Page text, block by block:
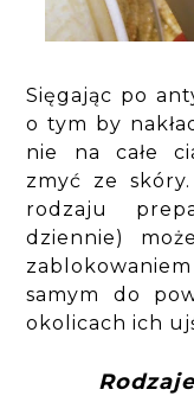
Sięgając po
o tym by
nie na całe
zmyć ze
rodzaju
dziennie)
samym do
okolicach ich